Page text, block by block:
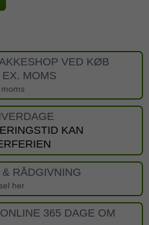
VED KØB
MOMS
KAN
RÅDGIVNING
her
365 DAGE OM